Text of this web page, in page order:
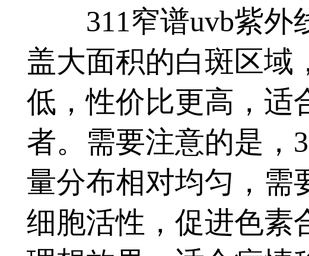
311窄谱uvb紫外
盖大面积的白斑区域
低，性价比更高，适
者。需要注意的是，
量分布相对均匀，需
细胞活性，促进色素